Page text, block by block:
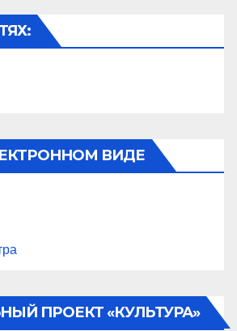
ВИДЕ
ПРОЕКТ «КУЛЬТУРА»